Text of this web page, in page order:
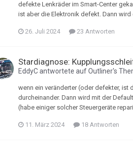
defekte Lenkräder im Smart-Center
ist aber die Elektronik defekt. Dann
26. Juli 2024 23 Antworten
Stardiagnose:
EddyCantwortete aufOutliner's
wenn ein veränderter (oder defekter,
durcheinander. Dann wird mit der
(habe einiger solcher Steuergeräte
11. März 2024 18 Antworten